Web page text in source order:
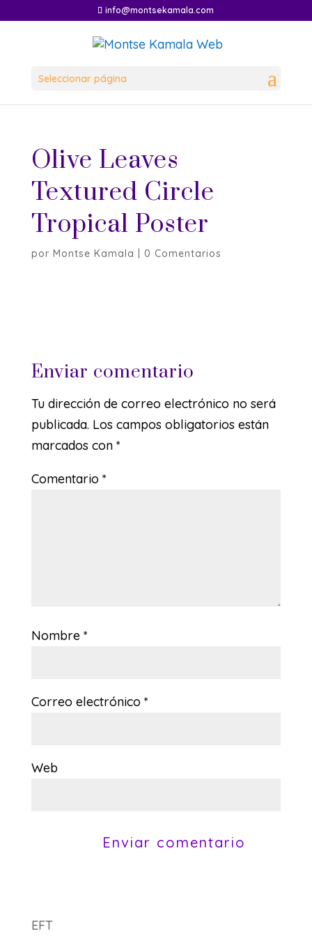
info@montsekamala.com
Seleccionar página
Olive Leaves
Textured Circle
Tropical Poster
por Montse Kamala 0 Comentarios
Enviar comentario
Tu dirección de correo electrónico no será
publicada. Los campos obligatorios están
marcados con *
Comentario *
Nombre *
Correo electrónico *
Web
EFT